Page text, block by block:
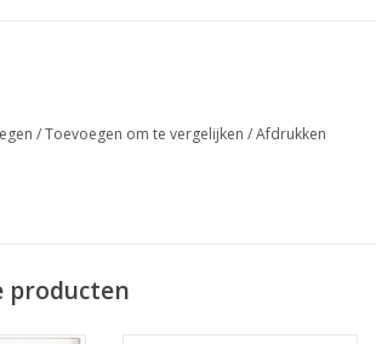
/Toevoegen om te vergelijken /Afdrukken
producten